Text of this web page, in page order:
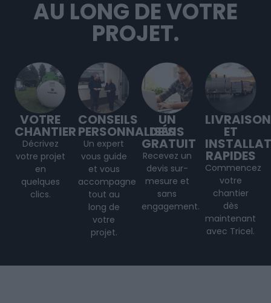
AU LONG DE VOTRE
PROJET.
VOTRE
CHANTIER
Décrivez
votre projet
en
quelques
clics.
CONSEILS
PERSONNALISÉS
Un expert
vous guide
et vous
accompagne
tout au
long de
votre
projet.
UN
DEVIS
GRATUIT
Recevez un
devis sur-
mesure et
sans
engagement.
LIVRAISON
ET
RAPIDES
Commencez
votre
chantier
dès
maintenant
avec Tricel.